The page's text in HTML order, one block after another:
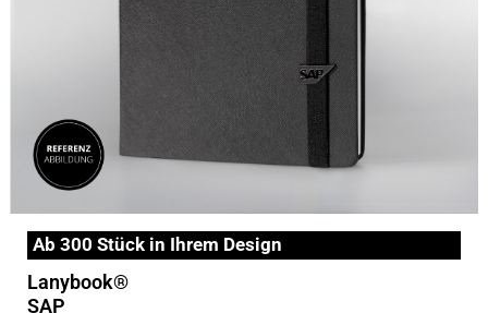
Ab 300 Stück in Ihrem Design
Lanybook®
SAP